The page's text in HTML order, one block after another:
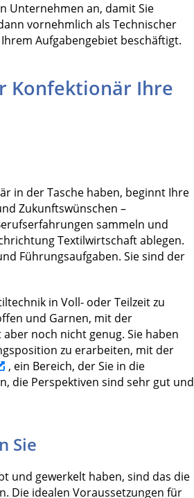
Unternehmen an, damit Sie
vornehmlich als Technischer
Aufgabengebiet beschäftigt.
Konfektionär Ihre
in der Tasche haben, beginnt Ihre
Zukunftswünschen –
sammeln und
Textilwirtschaft ablegen.
Führungsaufgaben. Sie sind der
in Voll- oder Teilzeit zu
und Garnen, mit der
noch nicht genug. Sie haben
zu erarbeiten, mit der
, ein Bereich, der Sie in die
die Perspektiven sind sehr gut und
Sie
und gewerkelt haben, sind das die
Die idealen Voraussetzungen für
I❶I Schnell Geld verdienen: 20
Produkttester werden und Geld